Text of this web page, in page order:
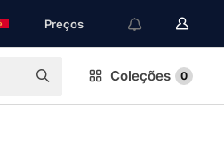
Preços
Coleções 0